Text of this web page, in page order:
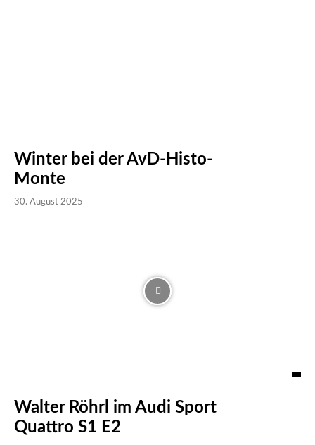
Winter bei der AvD-Histo-
Monte
30. August 2025
Walter Röhrl im Audi Sport
Quattro S1 E2